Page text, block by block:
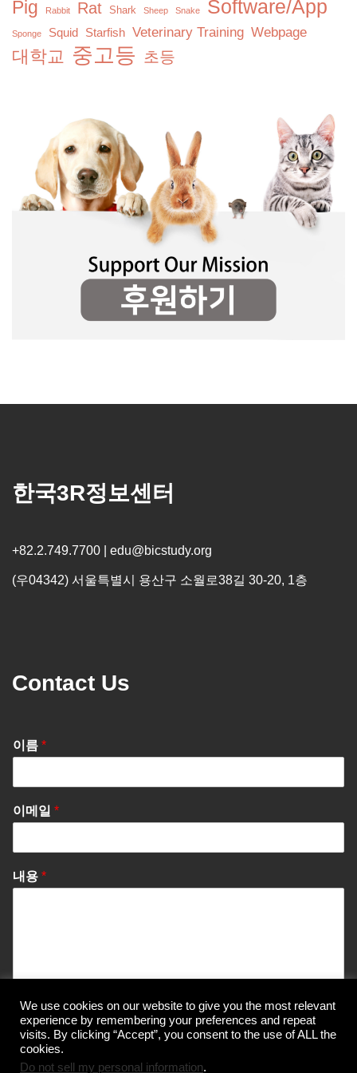
Pig Rabbit Rat Shark Sheep Snake Software/App
Sponge Squid Starfish Veterinary Training Webpage
대학교 중고등 초등
한국3R정보센터
+82.2.749.7700 | edu@bicstudy.org
(우04342) 서울특별시 용산구 소월로38길 30-20, 1층
Contact Us
이름 *
이메일 *
내용 *
Send Message
We use cookies on our website to give you the most relevant
experience by remembering your preferences and repeat
visits. By clicking “Accept”, you consent to the use of ALL the
cookies.
Do not sell my personal information.